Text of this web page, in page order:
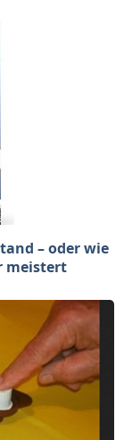
– oder wie
meistert